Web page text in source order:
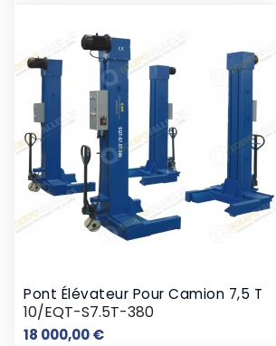
Pont Élévateur Pour Camion 7,5 T
10/EQT-S7.5T-380
18 000,00 €Prix